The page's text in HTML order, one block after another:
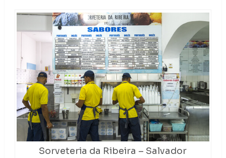
Sorveteria da Ribeira – Salvador